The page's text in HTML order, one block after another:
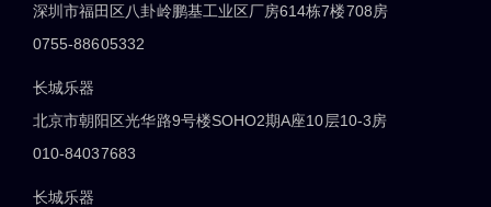
深圳市福田区八卦岭鹏基工业区厂房614栋7楼708房
0755-88605332
长城乐器
北京市朝阳区光华路9号楼SOHO2期A座10层10-3房
010-84037683
长城乐器